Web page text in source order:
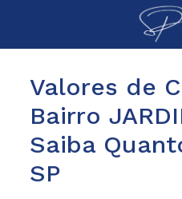
Valores de
Bairro
Saiba
SP